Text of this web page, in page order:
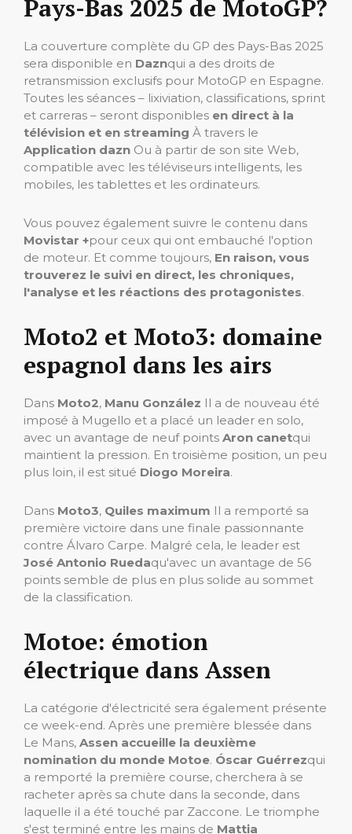
Pays-Bas 2025 de MotoGP?
La couverture complète du GP des Pays-Bas 2025
sera disponible en Daznqui a des droits de
retransmission exclusifs pour MotoGP en Espagne.
Toutes les séances – lixiviation, classifications, sprint
et carreras – seront disponibles en direct à la
télévision et en streaming À travers le
Application dazn Ou à partir de son site Web,
compatible avec les téléviseurs intelligents, les
mobiles, les tablettes et les ordinateurs.
Vous pouvez également suivre le contenu dans
Movistar +pour ceux qui ont embauché l'option
de moteur. Et comme toujours, En raison, vous
trouverez le suivi en direct, les chroniques,
l'analyse et les réactions des protagonistes.
Moto2 et Moto3: domaine
espagnol dans les airs
Dans Moto2, Manu González Il a de nouveau été
imposé à Mugello et a placé un leader en solo,
avec un avantage de neuf points Aron canetqui
maintient la pression. En troisième position, un peu
plus loin, il est situé Diogo Moreira.
Dans Moto3, Quiles maximum Il a remporté sa
première victoire dans une finale passionnante
contre Álvaro Carpe. Malgré cela, le leader est
José Antonio Ruedaqu'avec un avantage de 56
points semble de plus en plus solide au sommet
de la classification.
Motoe: émotion
électrique dans Assen
La catégorie d'électricité sera également présente
ce week-end. Après une première blessée dans
Le Mans, Assen accueille la deuxième
nomination du monde Motoe. Óscar Guérrezqui
a remporté la première course, cherchera à se
racheter après sa chute dans la seconde, dans
laquelle il a été touché par Zaccone. Le triomphe
s'est terminé entre les mains de Mattia